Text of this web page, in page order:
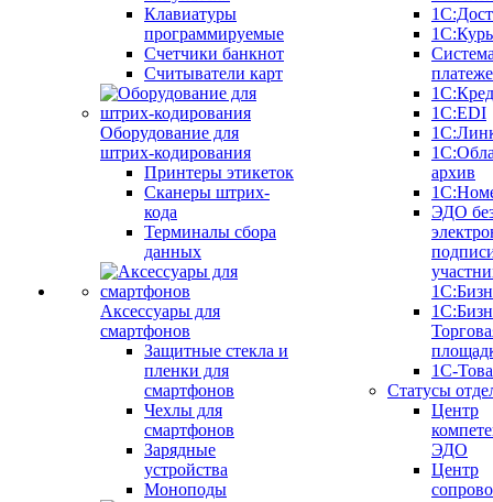
Клавиатуры
программируемые
Счетчики банкнот
Считыватели карт
Оборудование для
штрих-кодирования
Принтеры этикеток
Сканеры штрих-
кода
Терминалы сбора
данных
Аксессуары для
смартфонов
Защитные стекла и
пленки для
смартфонов
Чехлы для
смартфонов
Зарядные
устройства
Моноподы
1С:EDI
архив
ЭДО
1С-
Статусы
Центр
ЭДО
Центр